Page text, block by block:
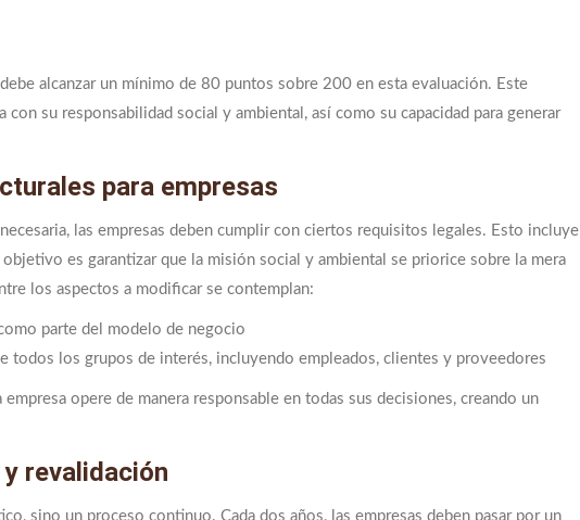
alcanzar un mínimo de 80 puntos sobre 200 en esta evaluación. Este
su responsabilidad social y ambiental, así como su capacidad para generar
para empresas
las empresas deben cumplir con ciertos requisitos legales. Esto incluye
es garantizar que la misión social y ambiental se priorice sobre la mera
los aspectos a modificar se contemplan:
parte del modelo de negocio
todos los grupos de interés, incluyendo empleados, clientes y proveedores
opere de manera responsable en todas sus decisiones, creando un
revalidación
sino un proceso continuo. Cada dos años, las empresas deben pasar por un